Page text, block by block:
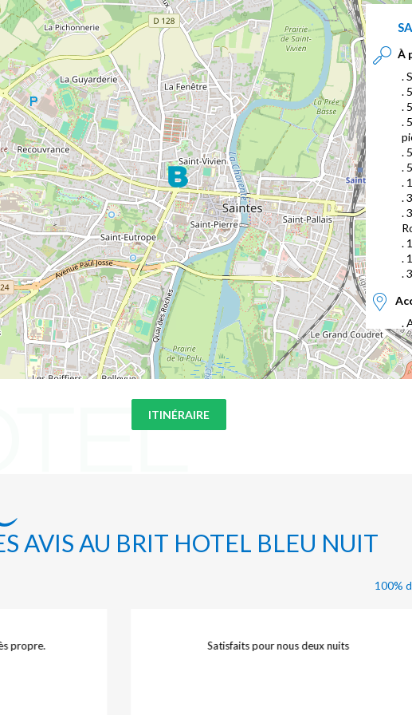
ITINÉRAIRE
À
.
.
.
.
.
.
.
.
.
.
.
.
.
.
.
.
AVIS AU BRIT HOTEL BLEU NUIT
100%
propre. Satisfaits pour nous deux nuits